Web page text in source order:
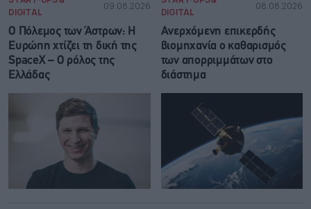
DIGITAL
09.08.2026
Ο Πόλεμος των Άστρων: Η
Ευρώπη χτίζει τη δική της
SpaceX – Ο ρόλος της
Ελλάδας
DIGITAL
08.08.2026
Ανερχόμενη επικερδής
βιομηχανία ο καθαρισμός
των απορριμμάτων στο
διάστημα